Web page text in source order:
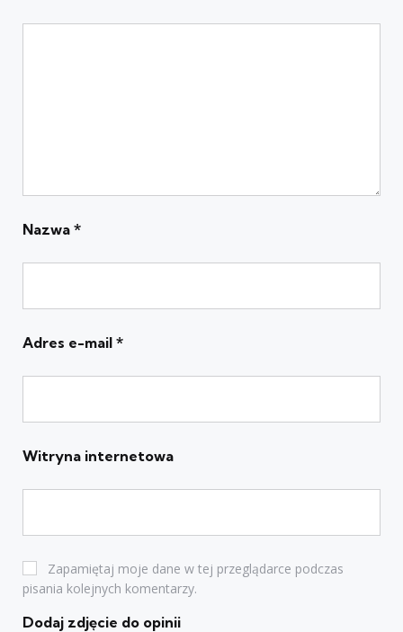
Nazwa *
Adres e-mail *
Witryna internetowa
Zapamiętaj moje dane w tej przeglądarce podczas
pisania kolejnych komentarzy.
Dodaj zdjęcie do opinii